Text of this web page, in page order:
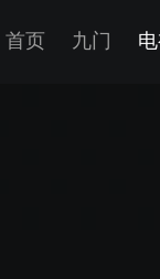
首页 九门